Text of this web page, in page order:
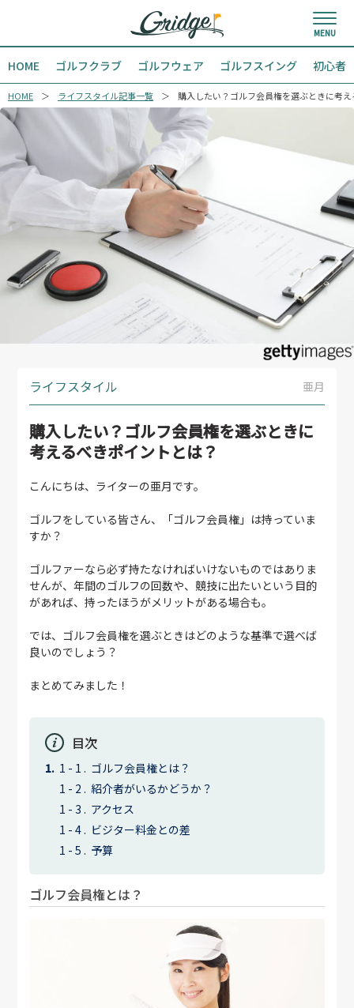
HOME ゴルフクラブ ゴルフウェア ゴルフスイング 初心者
HOME ライフスタイル記事一覧 購入したい？ゴルフ会員権を選ぶときに考
ライフスタイル 亜月
購入したい？ゴルフ会員権を選ぶときに
考えるべきポイントとは？
こんにちは、ライターの亜月です。
ゴルフをしている皆さん、「ゴルフ会員権」は持っていま
すか？
ゴルファーなら必ず持たなければいけないものではありま
せんが、年間のゴルフの回数や、競技に出たいという目的
があれば、持ったほうがメリットがある場合も。
では、ゴルフ会員権を選ぶときはどのような基準で選べば
良いのでしょう？
まとめてみました！
目次
ゴルフ会員権とは？
紹介者がいるかどうか？
アクセス
ビジター料金との差
予算
ゴルフ会員権とは？